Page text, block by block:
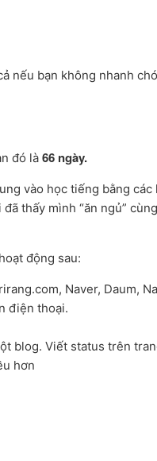
nếu bạn không nhanh
đó là 66 ngày.
vào học tiếng bằng các
thấy mình “ăn ngủ”
động sau:
Naver, Daum,
điện thoại.
blog. Viết status trên
hơn